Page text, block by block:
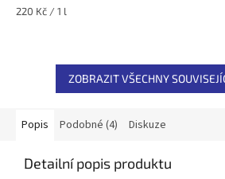
Měrná
220 Kč / 1 l
ZOBRAZIT VŠECHNY
Popis Podobné (4) Diskuze
Detailní popis produktu